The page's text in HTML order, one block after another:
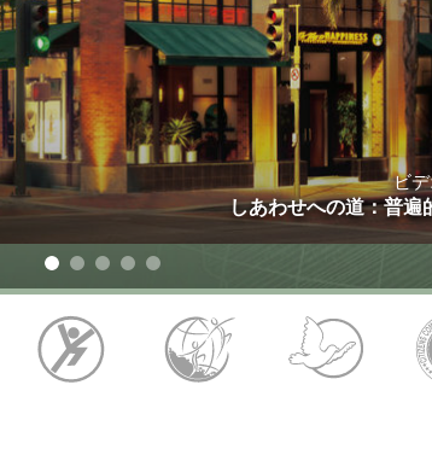
愛と憎しみ ―
偉大さとは何か?
サイエントロ
スター
ビ
しあわせへの道：普遍